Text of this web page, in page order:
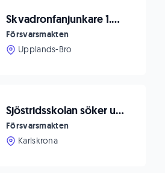
Skvadronfanjunkare 1.Militärpolisbataljon
Försvarsmakten
Upplands-Bro
Sjöstridsskolan söker utbildningssköterska i marinmedicin
Försvarsmakten
Karlskrona